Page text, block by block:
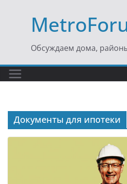
содержимому
Обсуждаем дома,
Документы для ипотеки